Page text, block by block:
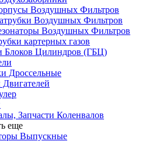
Воздушных Фильтров
Воздушных Фильтров
Воздушных Фильтров
картерных газов
Блоков Цилиндров (ГБЦ)
Дроссельные
Запчасти Коленвалов
еще
Выпускные